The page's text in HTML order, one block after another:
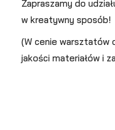
Zapraszamy do
w kreatywny sposób!
(W cenie warsztatów
jakości materiałów i